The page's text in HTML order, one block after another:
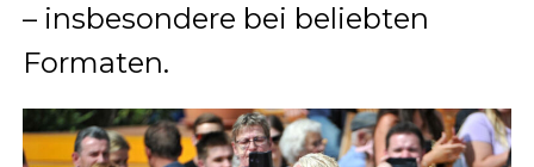
– insbesondere bei beliebten
Formaten.